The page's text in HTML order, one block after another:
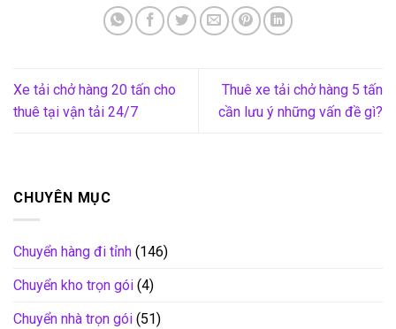
Xe tải chở hàng 20 tấn cho
thuê tại vận tải 24/7
Thuê xe tải chở hàng 5 tấn
cần lưu ý những vấn đề gì?
CHUYÊN MỤC
Chuyển hàng đi tỉnh (146)
Chuyển kho trọn gói (4)
Chuyển nhà trọn gói (51)